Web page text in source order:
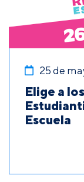
25 de
Elige a
Escuela